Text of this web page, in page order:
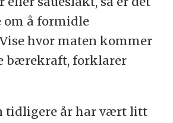
om å formidle
hvor maten kommer
bærekraft, forklarer
tidligere år har vært litt